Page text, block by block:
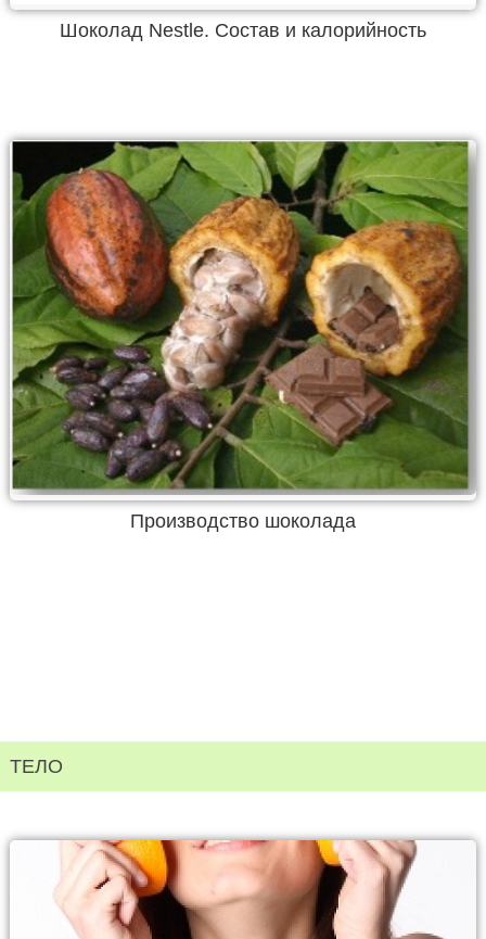
Шоколад Nestle. Состав и калорийность
Производство шоколада
ТЕЛО